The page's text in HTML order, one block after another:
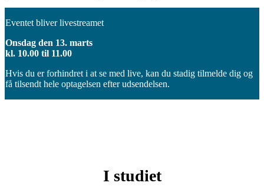
Eventet bliver livestreamet
Onsdag den 13. marts
kl. 10.00 til 11.00
Hvis du er forhindret i at se med live, kan du stadig tilmelde dig og
få tilsendt hele optagelsen efter udsendelsen.
I studiet